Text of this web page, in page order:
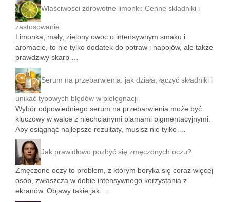
Właściwości zdrowotne limonki: Cenne składniki i
zastosowanie
Limonka, mały, zielony owoc o intensywnym smaku i
aromacie, to nie tylko dodatek do potraw i napojów, ale także
prawdziwy skarb …
Serum na przebarwienia: jak działa, łączyć składniki i
unikać typowych błędów w pielęgnacji
Wybór odpowiedniego serum na przebarwienia może być
kluczowy w walce z niechcianymi plamami pigmentacyjnymi.
Aby osiągnąć najlepsze rezultaty, musisz nie tylko …
Jak prawidłowo pozbyć się zmęczonych oczu?
Zmęczone oczy to problem, z którym boryka się coraz więcej
osób, zwłaszcza w dobie intensywnego korzystania z
ekranów. Objawy takie jak …